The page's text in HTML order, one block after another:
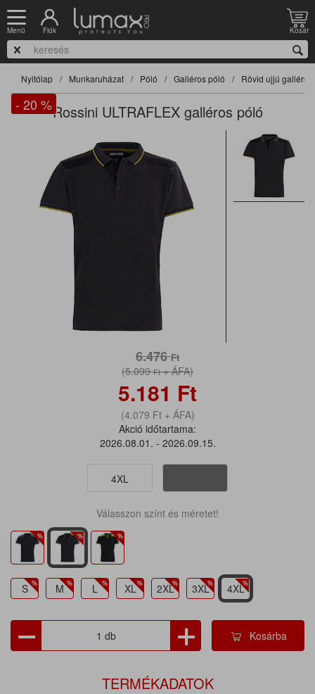
Menü Fiók Kosár
Nyitólap Munkaruházat Póló Galléros póló Rövid ujjú
Rossini ULTRAFLEX galléros póló
- 20 %
6.476Ft
(5.099Ft+ ÁFA)
5.181 Ft
(4.079 Ft+ ÁFA)
Akció időtartama:
2026.08.01. - 2026.09.15.
4XL
Válasszon színt és méretet!
S M L XL 2XL 3XL 4XL
Kosárba
TERMÉKADATOK